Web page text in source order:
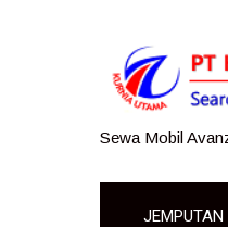
Sewa Mobil
JEMPUTAN